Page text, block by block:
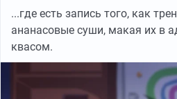
...где есть запись того, как
ананасовые суши, макая их в
квасом.